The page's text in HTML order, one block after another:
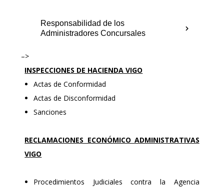
Responsabilidad de los
Administradores Concursales
–>
INSPECCIONES DE HACIENDA VIGO
Actas de Conformidad
Actas de Disconformidad
Sanciones
RECLAMACIONES ECONÓMICO ADMINISTRATIVAS
VIGO
Procedimientos Judiciales contra la Agencia